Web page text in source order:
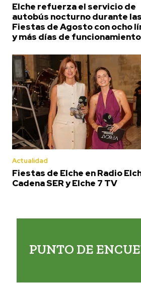
Elche refuerza el servicio de
autobús nocturno durante las
Fiestas de Agosto con ocho
y más días de funcionamiento
Actualidad
Fiestas de Elche en Radio
Cadena SER y Elche 7 TV
PUNTO DE